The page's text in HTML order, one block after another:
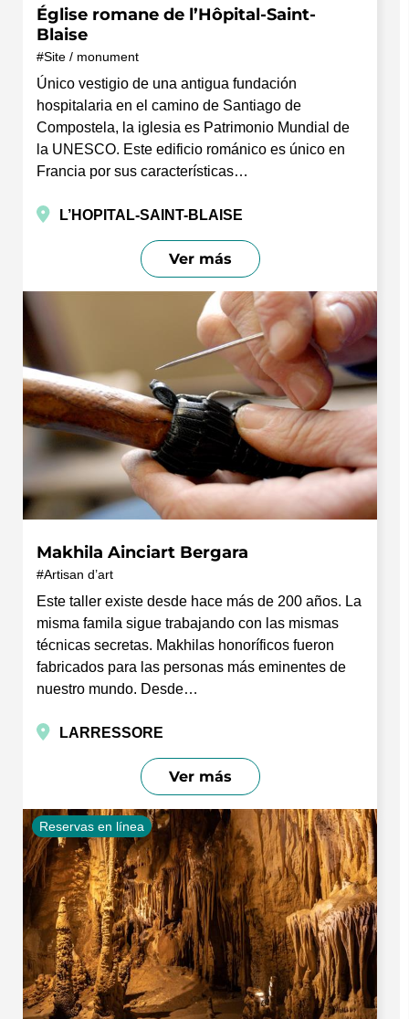
Église romane de l’Hôpital-Saint-
Blaise
Site / monument
Único vestigio de una antigua fundación
hospitalaria en el camino de Santiago de
Compostela, la iglesia es Patrimonio Mundial de
la UNESCO. Este edificio románico es único en
Francia por sus características…
L’HOPITAL-SAINT-BLAISE
Ver más
Makhila Ainciart Bergara
Artisan d’art
Este taller existe desde hace más de 200 años. La
misma famila sigue trabajando con las mismas
técnicas secretas. Makhilas honoríficos fueron
fabricados para las personas más eminentes de
nuestro mundo. Desde…
LARRESSORE
Ver más
Reservas en línea